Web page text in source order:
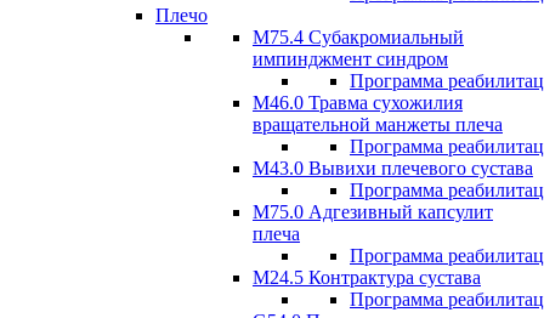
Плечо
М75.4 Субакромиальный
импинджмент синдром
Программа
М46.0 Травма сухожилия
вращательной манжеты плеча
Программа
M43.0 Вывихи плечевого сустава
Программа
М75.0 Адгезивный капсулит
плеча
Программа
M24.5 Контрактура сустава
Программа